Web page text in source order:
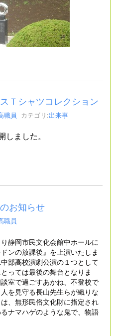
Ｔシャツコレクション
職員 カテゴリ:出来事
ました。
お知らせ
職員
静岡市民文化会館中ホールに
ンの放課後』を上演いたしま
部高校演劇公演の１つとして
っては最後の舞台となりま
室で過ごすあかね、不登校で
を見守る長山先生らが織りな
、無形民俗文化財に指定され
ナマハゲのような鬼で、物語